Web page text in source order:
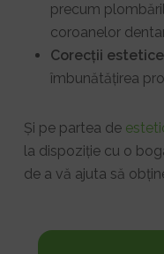
precum
coroanelor
Corecții estetice
îmbunătățirea
Și pe partea de
la dispoziție cu o
de a vă ajuta să